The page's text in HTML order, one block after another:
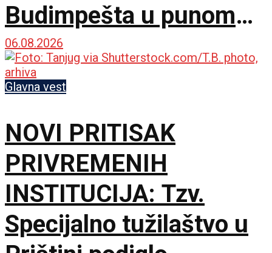
Budimpešta u punom
jeku, na redu i pasoške
kontrole
06.08.2026
Glavna vest
NOVI PRITISAK
PRIVREMENIH
INSTITUCIJA: Tzv.
Specijalno tužilaštvo u